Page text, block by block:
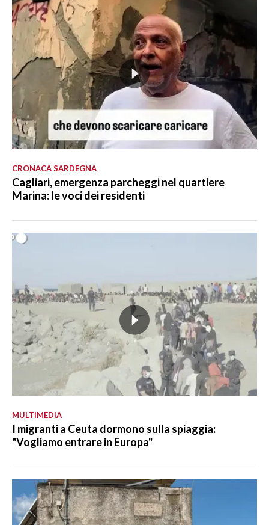
CRONACA SARDEGNA
Cagliari, emergenza parcheggi nel quartiere
Marina: le voci dei residenti
MULTIMEDIA
I migranti a Ceuta dormono sulla spiaggia:
"Vogliamo entrare in Europa"